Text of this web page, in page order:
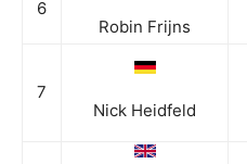
6
Robin Frijns
7
Nick Heidfeld